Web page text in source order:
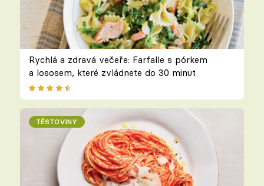
Rychlá a zdravá večeře: Farfalle s pórkem
a lososem, které zvládnete do 30 minut
TĚSTOVINY